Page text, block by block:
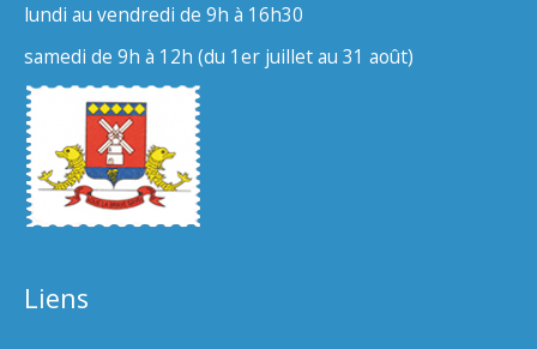
lundi au vendredi de 9h à 16h30
samedi de 9h à 12h (du 1er juillet au 31 août)
Liens